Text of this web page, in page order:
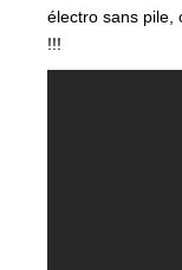
électro sans pile,
!!!